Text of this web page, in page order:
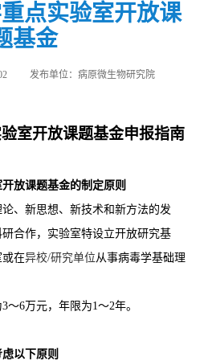
点实验室开放课
基金
发布单位：病原微生物研究院
室开放课题基金申报指南
开放课题基金的制定原则
、新思想、新技术和新方法的发
合作，实验室特设立开放研究基
或在异校/研究单位从事病毒学基础理
3～6万元，年限为1～2年。
以下原则